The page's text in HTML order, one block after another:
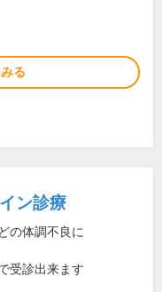
る
ン診療
の体調不良に
受診出来ます